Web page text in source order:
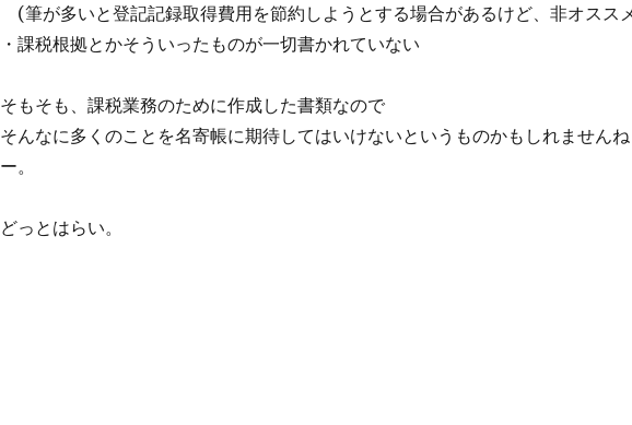
(筆が多いと登記記録取得費用を節約しようとする場合があるけど、非オスス
・課税根拠とかそういったものが一切書かれていない
そもそも、課税業務のために作成した書類なので
そんなに多くのことを名寄帳に期待してはいけないというものかもしれませんね
ー。
どっとはらい。